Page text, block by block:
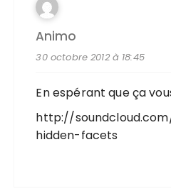
Animo
30 octobre 2012 à 18:45
En espérant que ça
http://
hidden-facets